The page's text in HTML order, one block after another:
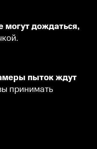
могут дождаться,
пыток ждут
принимать